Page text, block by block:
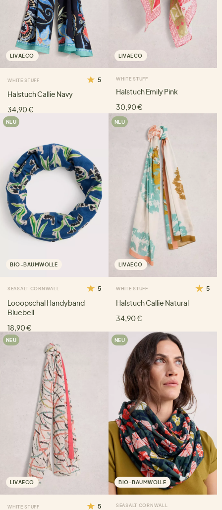
LIVAECO
WHITE STUFF 5
Halstuch Callie Navy
34,90 €
LIVAECO
WHITE STUFF
Halstuch Emily Pink
30,90 €
NEU
BIO-BAUMWOLLE
SEASALT CORNWALL 5
Looopschal Handyband
Bluebell
18,90 €
NEU
LIVAECO
WHITE STUFF 5
Halstuch Callie Natural
34,90 €
NEU
LIVAECO
WHITE STUFF 5
NEU
BIO-BAUMWOLLE
SEASALT CORNWALL